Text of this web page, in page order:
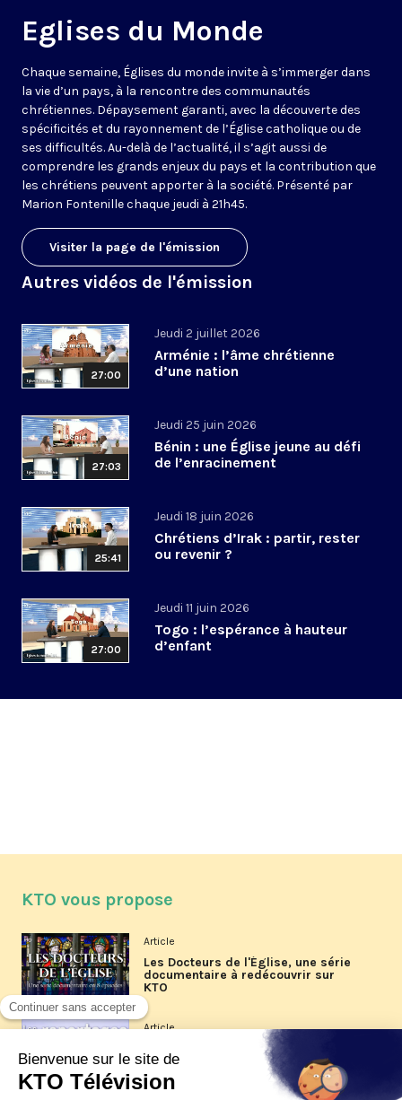
Eglises du Monde
Chaque semaine, Églises du monde invite à s’immerger dans
la vie d’un pays, à la rencontre des communautés
chrétiennes. Dépaysement garanti, avec la découverte des
spécificités et du rayonnement de l’Église catholique ou de
ses difficultés. Au-delà de l’actualité, il s’agit aussi de
comprendre les grands enjeux du pays et la contribution que
les chrétiens peuvent apporter à la société. Présenté par
Marion Fontenille chaque jeudi à 21h45.
Visiter la page de l'émission
Autres vidéos de l'émission
27:00
Jeudi 2 juillet 2026
Arménie : l’âme chrétienne
d’une nation
27:03
Jeudi 25 juin 2026
Bénin : une Église jeune au défi
de l’enracinement
25:41
Jeudi 18 juin 2026
Chrétiens d’Irak : partir, rester
ou revenir ?
27:00
Jeudi 11 juin 2026
Togo : l’espérance à hauteur
d’enfant
KTO vous propose
Article
Les Docteurs de l'Église, une série
documentaire à redécouvrir sur
KTO
Article
Les reportages d'été 2026 de KTO